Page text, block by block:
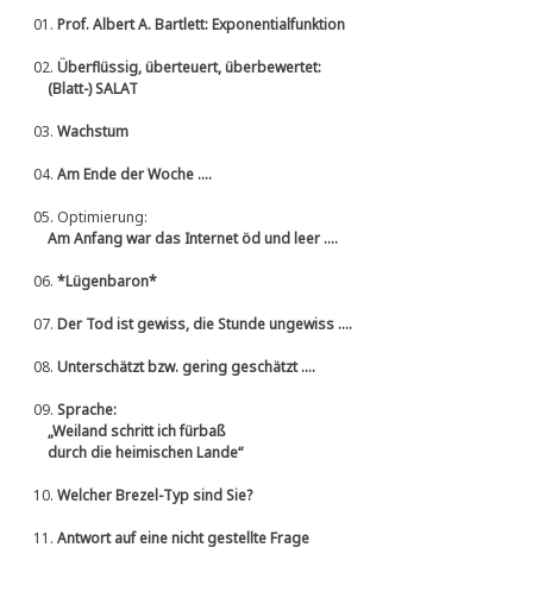
01.Prof. Albert A. Bartlett: Exponentialfunktion
02.Überflüssig, überteuert, überbewertet:
(Blatt-) SALAT
03.Wachstum
04.Am Ende der Woche ....
05. Optimierung:
Am Anfang war das Internet öd und leer ....
06.*Lügenbaron*
07.Der Tod ist gewiss, die Stunde ungewiss ....
08.Unterschätzt bzw. gering geschätzt ....
09.Sprache:
„Weiland schritt ich fürbaß
durch die heimischen Lande“
10.Welcher Brezel-Typ sind Sie?
11.Antwort auf eine nicht gestellte Frage